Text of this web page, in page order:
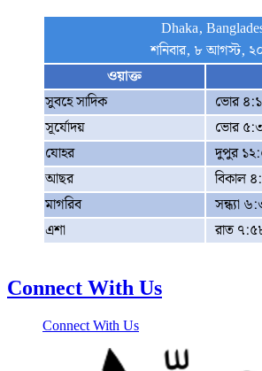
Dhaka,
শনিবার, ৮ আগস্ট,
ওয়াক্ত
সুবহে সাদিক
ভোর
সূর্যোদয়
ভোর
যোহর
দুপুর
আছর
বিকাল
মাগরিব
সন্ধ্যা
এশা
রাত
Connect With Us
Connect With Us